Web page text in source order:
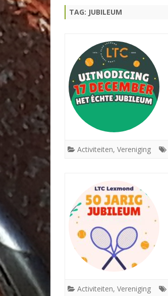
TAG: JUBILEUM
Activiteiten, Vereniging
Activiteiten, Vereniging